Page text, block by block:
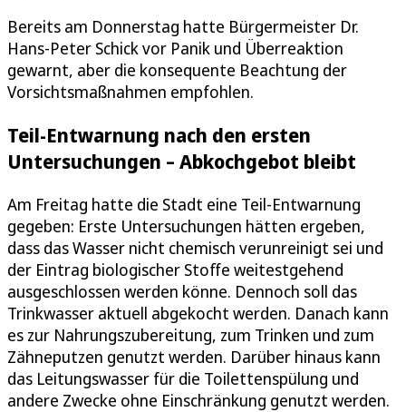
Bereits am Donnerstag hatte Bürgermeister Dr.
Hans-Peter Schick vor Panik und Überreaktion
gewarnt, aber die konsequente Beachtung der
Vorsichtsmaßnahmen empfohlen.
Teil-Entwarnung nach den ersten
Untersuchungen – Abkochgebot bleibt
Am Freitag hatte die Stadt eine Teil-Entwarnung
gegeben: Erste Untersuchungen hätten ergeben,
dass das Wasser nicht chemisch verunreinigt sei und
der Eintrag biologischer Stoffe weitestgehend
ausgeschlossen werden könne. Dennoch soll das
Trinkwasser aktuell abgekocht werden. Danach kann
es zur Nahrungszubereitung, zum Trinken und zum
Zähneputzen genutzt werden. Darüber hinaus kann
das Leitungswasser für die Toilettenspülung und
andere Zwecke ohne Einschränkung genutzt werden.